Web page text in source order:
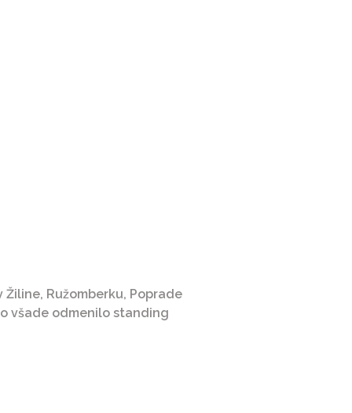
Ružomberku, Poprade
všade odmenilo standing